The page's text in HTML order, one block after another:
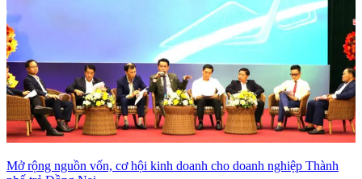
Mở rộng nguồn vốn, cơ hội kinh doanh cho doanh nghiệp Thành